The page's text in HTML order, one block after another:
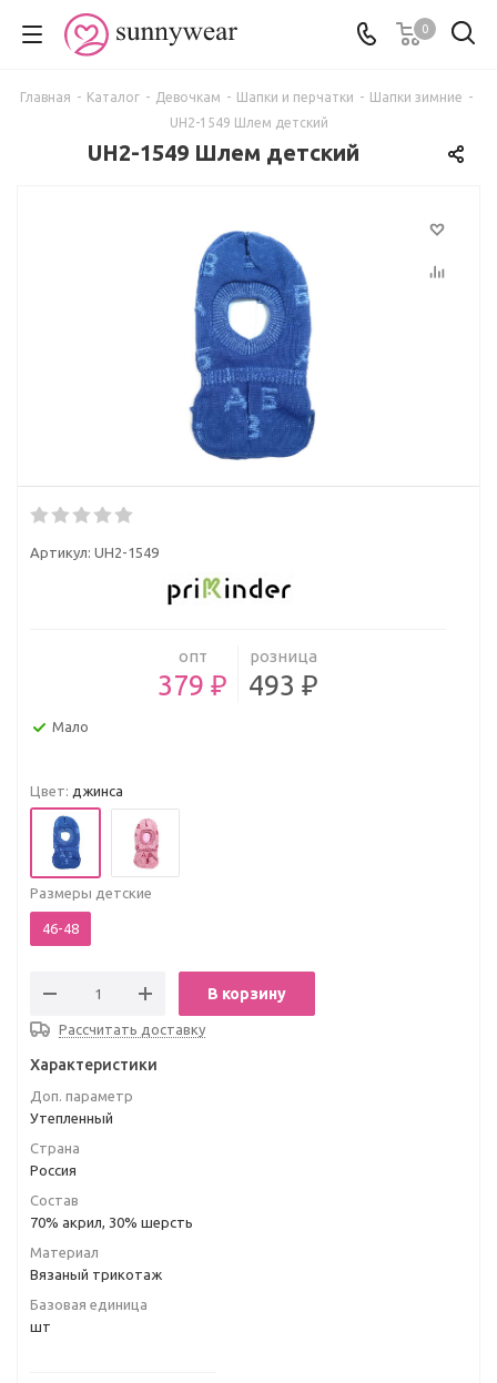
0
Главная - Каталог - Девочкам - Шапки и перчатки - Шапки зимние -
UH2-1549 Шлем детский
UH2-1549 Шлем детский
Артикул: UH2-1549
опт
379 ₽
розница
493 ₽
Мало
Цвет: джинса
Размеры детские
46-48
В корзину
Рассчитать доставку
Характеристики
Доп. параметр
Утепленный
Страна
Россия
Состав
70% акрил, 30% шерсть
Материал
Вязаный трикотаж
Базовая единица
шт